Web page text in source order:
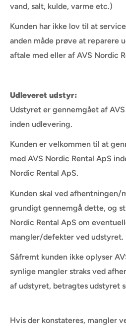
vand, salt, kulde, varme etc.)
Kunden har ikke lov til at
anden måde prøve at reparere
aftale med eller af AVS Nordic
Udleveret udstyr:
Udstyret er gennemgået af
inden udlevering.
Kunden er velkommen til at
med AVS Nordic Rental ApS
Nordic Rental ApS.
Kunden skal ved afhentningen/
grundigt gennemgå dette, og
Nordic Rental ApS om
mangler/defekter ved udstyret.
Såfremt kunden ikke oplyser
synlige mangler straks ved
af udstyret, betragtes udstyret
Hvis der konstateres, mangler